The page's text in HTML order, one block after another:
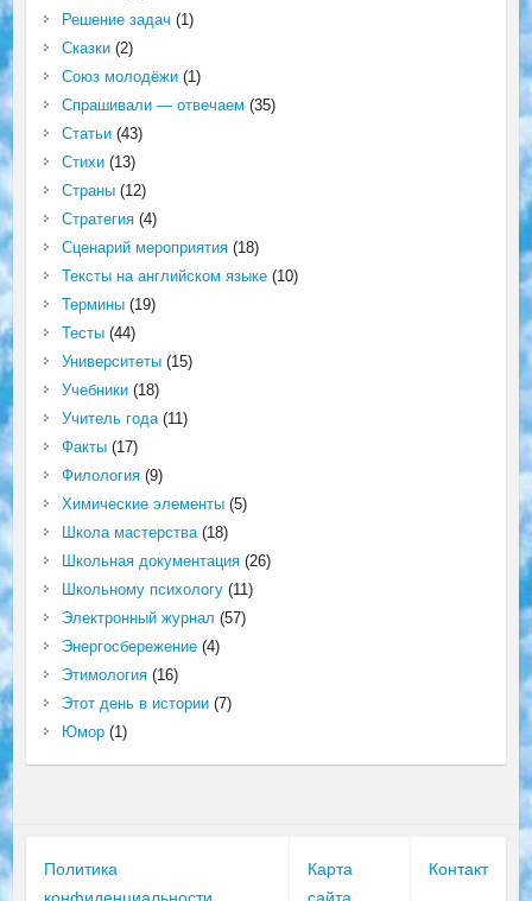
Решение задач (1)
Сказки(2)
Союз молодёжи(1)
Спрашивали — отвечаем (35)
Статьи(43)
Стихи(13)
Страны(12)
Стратегия(4)
Сценарий мероприятия(18)
Тексты на английском языке(10)
Термины(19)
Тесты(44)
Университеты(15)
Учебники(18)
Учитель года(11)
Факты(17)
Филология(9)
Химические элементы(5)
Школа мастерства(18)
Школьная документация(26)
Школьному психологу(11)
Электронный журнал (57)
Энергосбережение(4)
Этимология(16)
Этот день в истории(7)
Юмор(1)
Политика
Карта
Контакт